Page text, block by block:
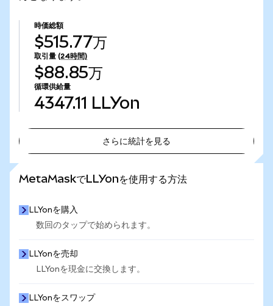
時価総額
$515.77万
取引量 (24時間)
$88.85万
循環供給量
4347.11 LLYon
さらに統計を見る
MetaMaskでLLYonを使用する方法
LLYonを購入
数回のタップで始められます。
LLYonを売却
LLYonを現金に交換します。
LLYonをスワップ